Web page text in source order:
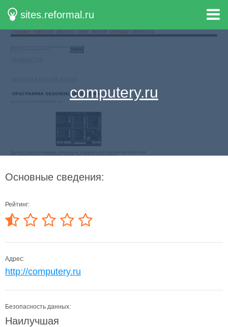
sites.reformal.ru
computery.ru
Основные сведения:
Рейтинг:
Адрес:
http://computery.ru
Безопасность данных:
Наилучшая